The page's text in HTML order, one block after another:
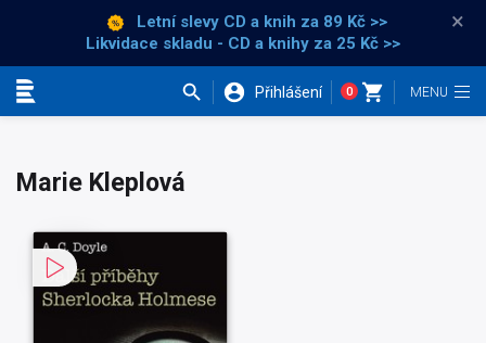
Letní slevy CD a knih za 89 Kč >>
Likvidace skladu - CD a knihy za 25 Kč >>
×
Přihlášení 0
Marie Kleplová